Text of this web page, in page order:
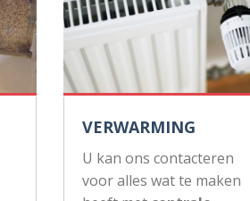
VERWARMING
U kan ons contacteren
voor alles wat te maken